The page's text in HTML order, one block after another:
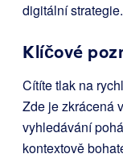
digitální strategie.
Klíčové
Cítíte tlak na
Zde je zkrácená
vyhledávání
kontextově